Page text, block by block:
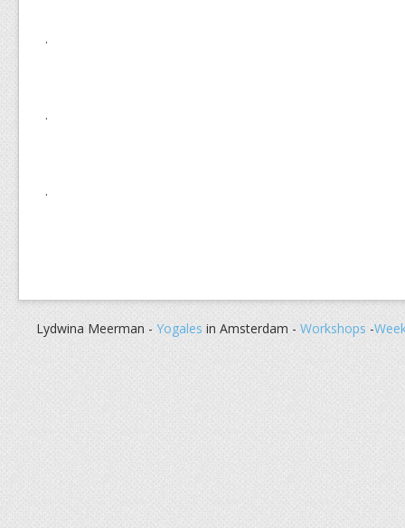
.
.
.
Lydwina Meerman - Yogales in Amsterdam - Workshops -